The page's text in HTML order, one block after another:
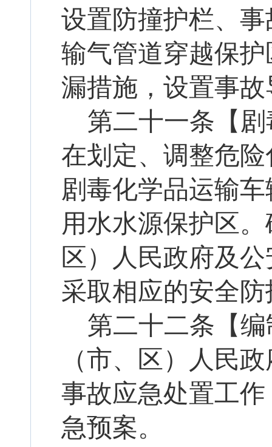
设置防撞护栏、
输气管道穿越保
漏措施，设置事
第二十一条【
在划定、调整危
剧毒化学品运输
用水水源保护区
区）人民政府及
采取相应的安全
第二十二条【
（市、区）人民
事故应急处置工
急预案。